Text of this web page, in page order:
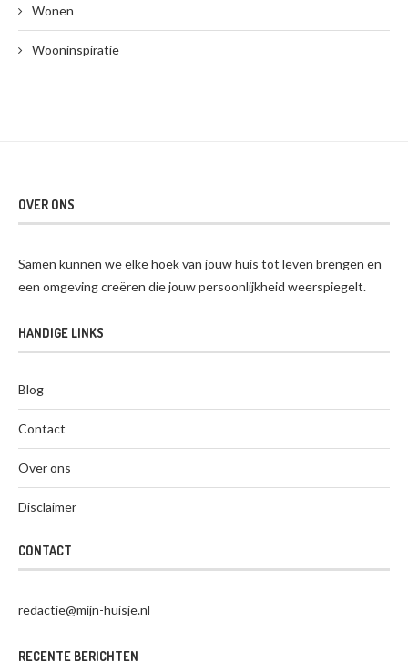
Wonen
Wooninspiratie
OVER ONS
Samen kunnen we elke hoek van jouw huis tot leven brengen en
een omgeving creëren die jouw persoonlijkheid weerspiegelt.
HANDIGE LINKS
Blog
Contact
Over ons
Disclaimer
CONTACT
redactie@mijn-huisje.nl
RECENTE BERICHTEN